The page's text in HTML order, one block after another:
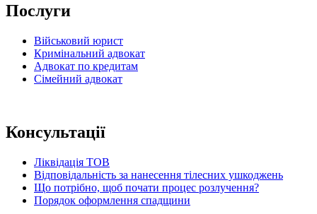
Послуги
Військовий юрист
Кримінальний адвокат
Адвокат по кредитам
Сімейний адвокат
Консультації
Ліквідація ТОВ
Відповідальність за нанесення тілесних ушкоджень
Що потрібно, щоб почати процес розлучення?
Порядок оформлення спадщини